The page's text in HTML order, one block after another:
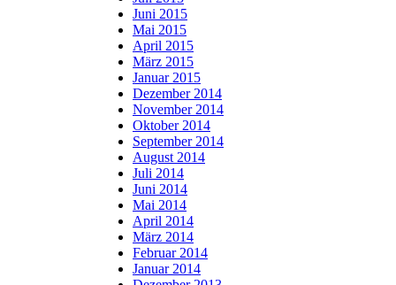
Juni 2015
Mai 2015
April 2015
März 2015
Januar 2015
Dezember 2014
November 2014
Oktober 2014
September 2014
August 2014
Juli 2014
Juni 2014
Mai 2014
April 2014
März 2014
Februar 2014
Januar 2014